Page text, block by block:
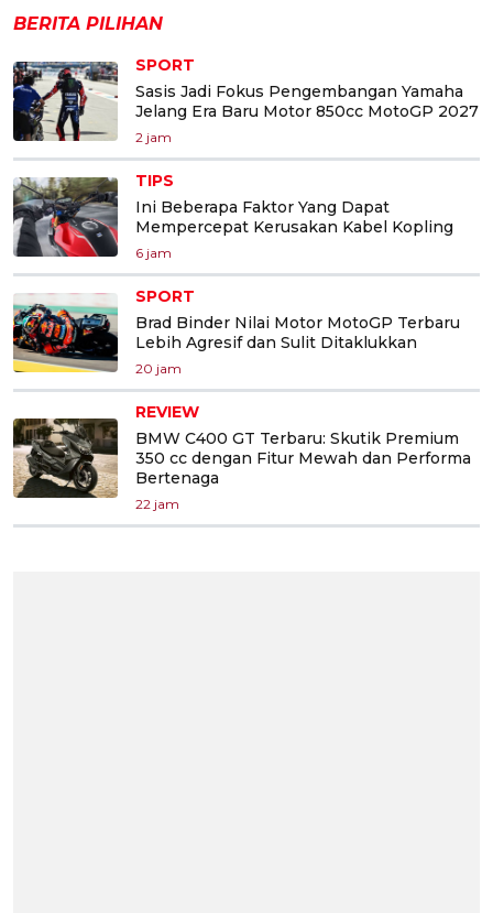
BERITA PILIHAN
SPORT
Sasis Jadi Fokus Pengembangan Yamaha
Jelang Era Baru Motor 850cc MotoGP 2027
2 jam
TIPS
Ini Beberapa Faktor Yang Dapat
Mempercepat Kerusakan Kabel Kopling
6 jam
SPORT
Brad Binder Nilai Motor MotoGP Terbaru
Lebih Agresif dan Sulit Ditaklukkan
20 jam
REVIEW
BMW C400 GT Terbaru: Skutik Premium
350 cc dengan Fitur Mewah dan Performa
Bertenaga
22 jam